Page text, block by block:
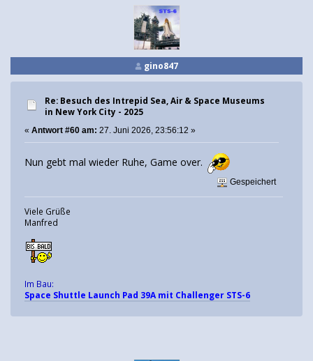
gino847
Re: Besuch des Intrepid Sea, Air & Space Museums
in New York City - 2025
« Antwort #60 am: 27. Juni 2026, 23:56:12 »
Nun gebt mal wieder Ruhe, Game over.
Gespeichert
Viele Grüße
Manfred
Im Bau:
Space Shuttle Launch Pad 39A mit Challenger STS-6